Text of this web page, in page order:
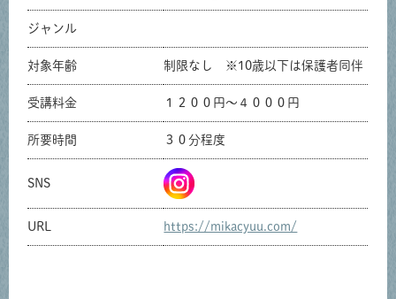
ジャンル
対象年齢 制限なし ※10歳以下は保護者同伴
受講料金 １２００円～４０００円
所要時間 ３０分程度
SNS
URL https://mikacyuu.com/